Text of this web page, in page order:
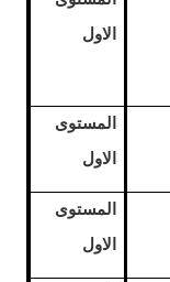
الاول
المستوى
الاول
المستوى
الاول